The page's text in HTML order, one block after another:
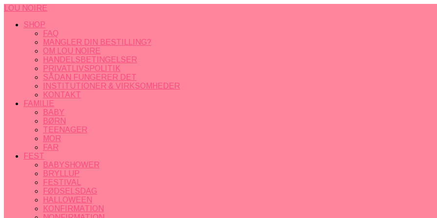
LOU NOIRE
SHOP
FAQ
MANGLER DIN BESTILLING?
OM LOU NOIRE
HANDELSBETINGELSER
PRIVATLIVSPOLITIK
SÅDAN FUNGERER DET
INSTITUTIONER & VIRKSOMHEDER
KONTAKT
FAMILIE
BABY
BØRN
TEENAGER
MOR
FAR
FEST
BABYSHOWER
BRYLLUP
FESTIVAL
FØDSELSDAG
HALLOWEEN
KONFIRMATION